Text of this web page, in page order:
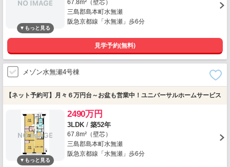
67.8m²（壁芯）
三島郡島本町水無瀬
阪急京都線「水無瀬」歩6分
見学予約(無料)
メゾン水無瀬4号棟
【ネット予約可】月々６万円台～お盆も営業中！ユニバーサルホームサービス
2490万円
3LDK / 築52年
67.8m²（壁芯）
三島郡島本町水無瀬
阪急京都線「水無瀬」歩6分